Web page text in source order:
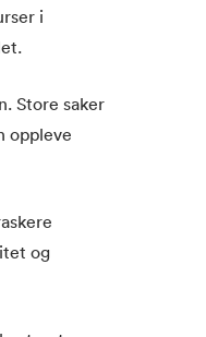
i
Store saker
oppleve
og